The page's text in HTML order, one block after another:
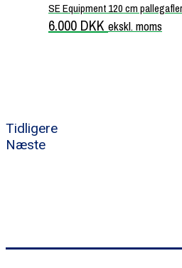
SE Equipment 120 cm
6.000 DKK ekskl. moms
Tidligere
Næste